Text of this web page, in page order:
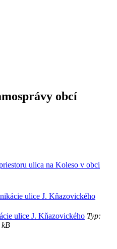
obcí
ulice J. Kňazovického Typ:
kB